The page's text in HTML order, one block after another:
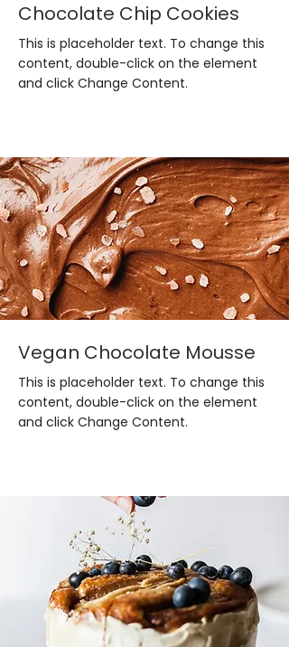
Chocolate Chip Cookies
This is placeholder text. To change this
content, double-click on the element
and click Change Content.
Vegan Chocolate Mousse
This is placeholder text. To change this
content, double-click on the element
and click Change Content.